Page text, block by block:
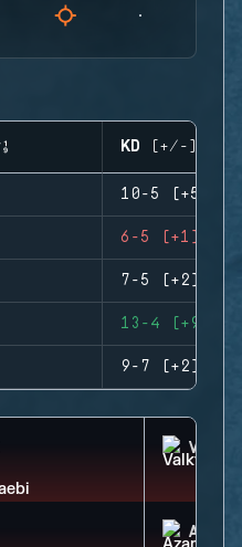
KD (+/-)
10-5 (+5)
6-5 (+1)
7-5 (+2)
13-4 (+9)
9-7 (+2)
AZAMI